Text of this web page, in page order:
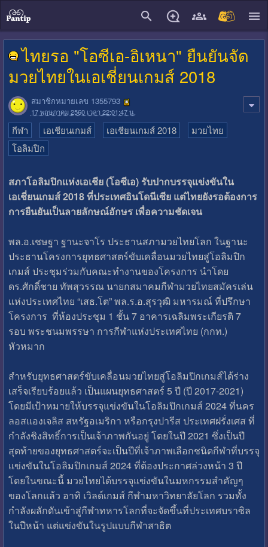
ไทยรอ "โอซีเอ-อิเหนา" ยืนยันจัด
มวยไทยในเอเชี่ยนเกมส์ 2018
สมาชิกหมายเลข 1355793
17 พฤษภาคม 2560 เวลา 22:01:47 น.
กีฬา เอเชียนเกมส์ เอเชียนเกมส์ 2018
มวยไทย
โอลิมปิก
สภาโอลิมปิกแห่งเอเชีย (โอซีเอ) รับปากบรรจุแข่งขันใน
เอเชี่ยนเกมส์ 2018 ที่ประเทศอินโดนีเซีย แต่ไทยยังรอต้องการ
การยืนยันเป็นลายลักษณ์อักษร เพื่อความชัดเจน
พล.อ.เชษฐา ฐานะจาโร ประธานสภามวยไทยโลก ในฐานะ
ประธานโครงการยุทธศาสตร์ขับเคลื่อนมวยไทยสู่โอลิมปิก
เกมส์ ประชุมร่วมกับคณะทำงานของโครงการ นำโดย
ดร.ศักดิ์ชาย ทัพสุวรรณ นายกสมาคมกีฬามวยไทยสมัครเล่น
แห่งประเทศไทย “เสธ.โต” พล.ร.อ.สุรวุฒิ มหารมณ์ ที่ปรึกษา
โครงการ ที่ห้องประชุม 1 ชั้น 7 อาคารเฉลิมพระเกียรติ 7
รอบ พระชนมพรรษา การกีฬาแห่งประเทศไทย (กกท.)
หัวหมาก
สำหรับยุทธศาสตร์ขับเคลื่อนมวยไทยสู่โอลิมปิกเกมส์ได้ร่าง
เสร็จเรียบร้อยแล้ว เป็นแผนยุทธศาสตร์ 5 ปี (ปี 2017-2021)
โดยมีเป้าหมายให้บรรจุแข่งขันในโอลิมปิกเกมส์ 2024 ที่นคร
ลอสแองเจลิส สหรัฐอเมริกา หรือกรุงปารีส ประเทศฝรั่งเศส ที่
กำลังชิงสิทธิ์การเป็นเจ้าภาพกันอยู่ โดยในปี 2021 ซึ่งเป็นปี
สุดท้ายของยุทธศาสตร์จะเป็นปีที่เจ้าภาพเลือกชนิดกีฬาที่บรรจุ
แข่งขันในโอลิมปิกเกมส์ 2024 ที่ต้องประกาศล่วงหน้า 3 ปี
โดยในขณะนี้ มวยไทยได้บรรจุแข่งขันในมหกรรมสำคัญๆ
ของโลกแล้ว อาทิ เวิลด์เกมส์ กีฬามหาวิทยาลัยโลก รวมทั้ง
กำลังผลักดันเข้าสู่กีฬาทหารโลกที่จะจัดขึ้นที่ประเทศบราซิล
ในปีหน้า แต่แข่งขันในรูปแบบกีฬาสาธิต
close